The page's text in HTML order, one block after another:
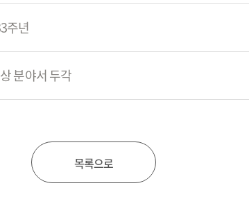
주년
분야서 두각
목록으로